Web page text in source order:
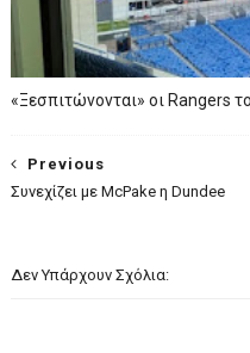
«Ξεσπιτώνονται» οι Rangers
Previous
Συνεχίζει με McPake η Dundee
Δεν Υπάρχουν Σχόλια: